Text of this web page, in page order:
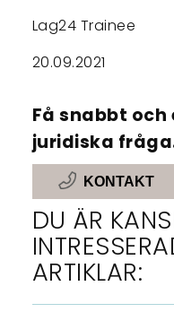
Lag24 Trainee
20.09.2021
Få snabbt
juridiska
KONTAKT
DU ÄR
ARTIKLAR: